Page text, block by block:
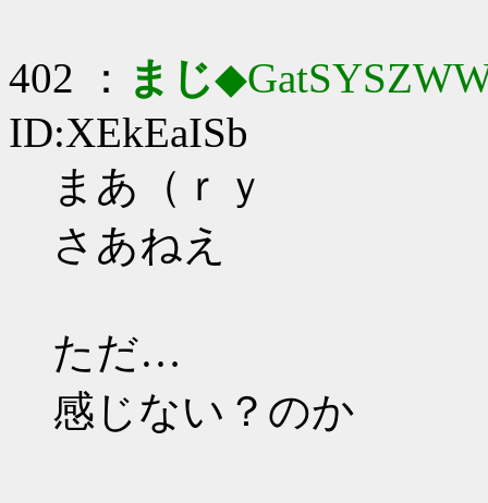
402 ： まじ
ID:XEkEaISb
まあ（ｒｙ
さあねえ
ただ…
感じない？のか